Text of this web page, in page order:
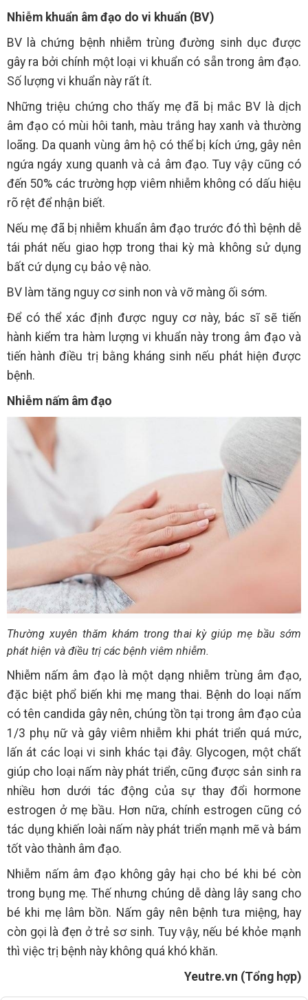
Nhiễm khuẩn âm đạo do vi khuẩn (BV)
BV là chứng bệnh nhiễm trùng đường sinh dục được
gây ra bởi chính một loại vi khuẩn có sẵn trong âm đạo.
Số lượng vi khuẩn này rất ít.
Những triệu chứng cho thấy mẹ đã bị mắc BV là dịch
âm đạo có mùi hôi tanh, màu trắng hay xanh và thường
loãng. Da quanh vùng âm hộ có thể bị kích ứng, gây nên
ngứa ngáy xung quanh và cả âm đạo. Tuy vậy cũng có
đến 50% các trường hợp viêm nhiễm không có dấu hiệu
rõ rệt để nhận biết.
Nếu mẹ đã bị nhiễm khuẩn âm đạo trước đó thì bệnh dễ
tái phát nếu giao hợp trong thai kỳ mà không sử dụng
bất cứ dụng cụ bảo vệ nào.
BV làm tăng nguy cơ sinh non và vỡ màng ối sớm.
Để có thể xác định được nguy cơ này, bác sĩ sẽ tiến
hành kiểm tra hàm lượng vi khuẩn này trong âm đạo và
tiến hành điều trị bằng kháng sinh nếu phát hiện được
bệnh.
Nhiễm nấm âm đạo
Thường xuyên thăm khám trong thai kỳ giúp mẹ bầu sớm
phát hiện và điều trị các bệnh viêm nhiễm.
Nhiễm nấm âm đạo là một dạng nhiễm trùng âm đạo,
đặc biệt phổ biến khi mẹ mang thai. Bệnh do loại nấm
có tên candida gây nên, chúng tồn tại trong âm đạo của
1/3 phụ nữ và gây viêm nhiễm khi phát triển quá mức,
lấn át các loại vi sinh khác tại đây. Glycogen, một chất
giúp cho loại nấm này phát triển, cũng được sản sinh ra
nhiều hơn dưới tác động của sự thay đổi hormone
estrogen ở mẹ bầu. Hơn nữa, chính estrogen cũng có
tác dụng khiến loài nấm này phát triển mạnh mẽ và bám
tốt vào thành âm đạo.
Nhiễm nấm âm đạo không gây hại cho bé khi bé còn
trong bụng mẹ. Thế nhưng chúng dễ dàng lây sang cho
bé khi mẹ lâm bồn. Nấm gây nên bệnh tưa miệng, hay
còn gọi là đẹn ở trẻ sơ sinh. Tuy vậy, nếu bé khỏe mạnh
thì việc trị bệnh này không quá khó khăn.
Yeutre.vn (Tổng hợp)